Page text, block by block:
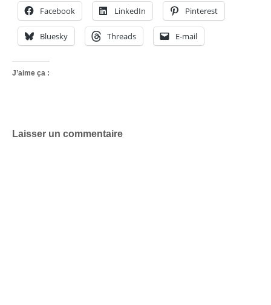
Facebook LinkedIn Pinterest
Bluesky Threads E-mail
J’aime ça :
Laisser un commentaire